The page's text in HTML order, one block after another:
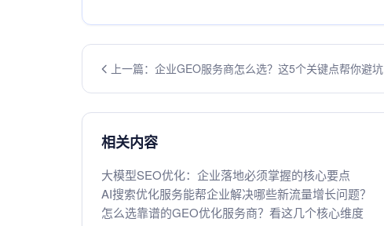
上一篇：企业GEO服务商怎么选？这5个关键点帮你避坑
相关内容
大模型SEO优化：企业落地必须掌握的核心要点
AI搜索优化服务能帮企业解决哪些新流量增长问题？
怎么选靠谱的GEO优化服务商？看这几个核心维度